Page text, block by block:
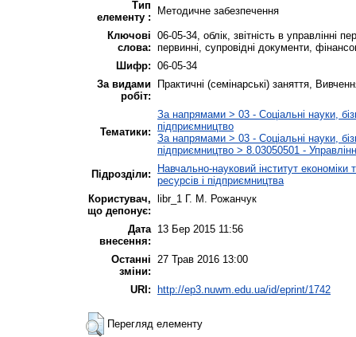
Тип
елементу :
Методичне забезпечення
Ключові
слова:
06-05-34, облік, звітність в управлінні
первинні, супровідні документи,
Шифр: 06-05-34
За видами
робіт:
Практичні (семінарські) заняття,
Тематики:
За напрямами > 03 - Соціальні науки,
підприємництво
За напрямами > 03 - Соціальні науки,
підприємництво > 8.03050501 -
Підрозділи:
Навчально-науковий інститут
ресурсів і підприємництва
Користувач,
що депонує:
libr_1 Г. М. Рожанчук
Дата
внесення:
13 Бер 2015 11:56
Останні
зміни:
27 Трав 2016 13:00
URI: http://ep3.nuwm.edu.ua/id/eprint/1742
Перегляд елементу